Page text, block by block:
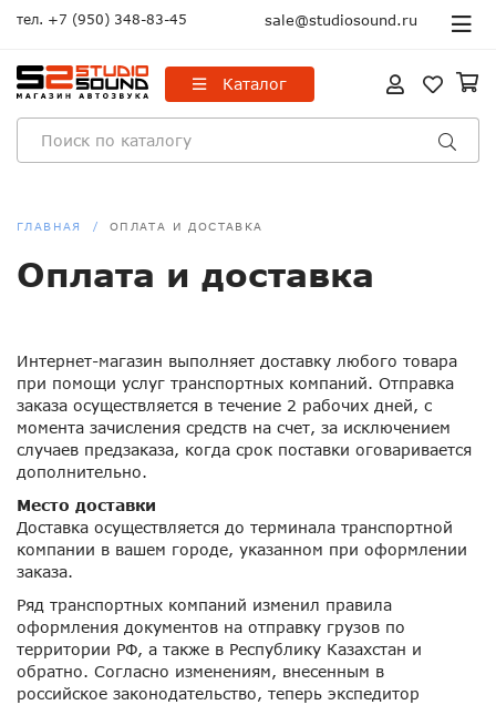
тел. +7 (950) 348-83-45 sale@studiosound.ru
Каталог
ГЛАВНАЯ ОПЛАТА И ДОСТАВКА
Оплата и доставка
Интернет-магазин выполняет доставку любого товара
при помощи услуг транспортных компаний. Отправка
заказа осуществляется в течение 2 рабочих дней, с
момента зачисления средств на счет, за исключением
случаев предзаказа, когда срок поставки оговаривается
дополнительно.
Место доставки
Доставка осуществляется до терминала транспортной
компании в вашем городе, указанном при оформлении
заказа.
Ряд транспортных компаний изменил правила
оформления документов на отправку грузов по
территории РФ, а также в Республику Казахстан и
обратно. Согласно изменениям, внесенным в
российское законодательство, теперь экспедитор